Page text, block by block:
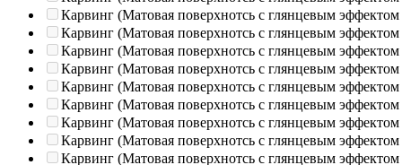
Карвинг (Матовая поверхнотсь с глянцевым эффектом
Карвинг (Матовая поверхнотсь с глянцевым эффектом
Карвинг (Матовая поверхнотсь с глянцевым эффектом
Карвинг (Матовая поверхнотсь с глянцевым эффектом
Карвинг (Матовая поверхнотсь с глянцевым эффектом
Карвинг (Матовая поверхнотсь с глянцевым эффектом
Карвинг (Матовая поверхнотсь с глянцевым эффектом
Карвинг (Матовая поверхнотсь с глянцевым эффектом
Карвинг (Матовая поверхнотсь с глянцевым эффектом